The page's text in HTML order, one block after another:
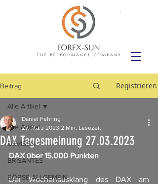
Beitrag Registrieren
Alle Artikel
DEVISEN
BRISANTES
BÖRSE ALLGEMEIN
Alle Artikel
DAX Tagesmeinung 27.03.2023
Daniel Fehring
27. März 2023 2 Min. Lesezeit
DAX über 15.000 Punkten
Der Wochenausklang des DAX am